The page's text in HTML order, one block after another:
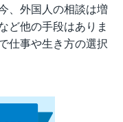
、外国人の相談は増
ど他の手段はありま
仕事や生き方の選択